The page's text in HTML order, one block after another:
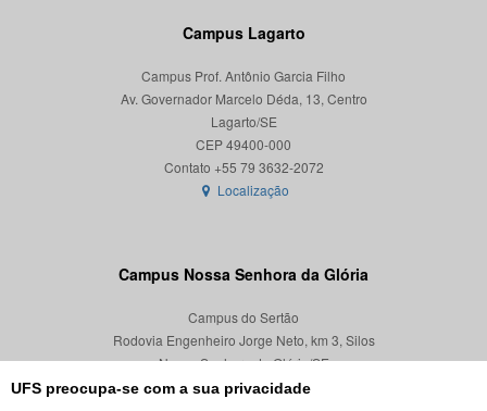
UFS preocupa-se com a sua privacidade
Campus Lagarto
Campus Prof. Antônio Garcia Filho
Av. Governador Marcelo Déda, 13, Centro
Lagarto/SE
CEP 49400-000
Localização
Campus Nossa Senhora da Glória
Campus do Sertão
Rodovia Engenheiro Jorge Neto, km 3, Silos
Nossa Senhora da Glória/SE
CEP 49680-000